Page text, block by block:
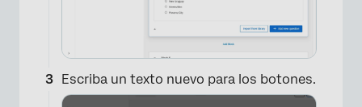
×
Escriba un texto nuevo para los botones.